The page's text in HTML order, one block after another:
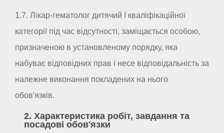
1.7. Лікар-гематолог дитячий I кваліфікаційної
категорії під час відсутності, заміщається особою,
призначеною в установленому порядку, яка
набуває відповідних прав і несе відповідальність за
належне виконання покладених на нього
обов'язків.
2. Характеристика робіт, завдання та
посадові обов'язки